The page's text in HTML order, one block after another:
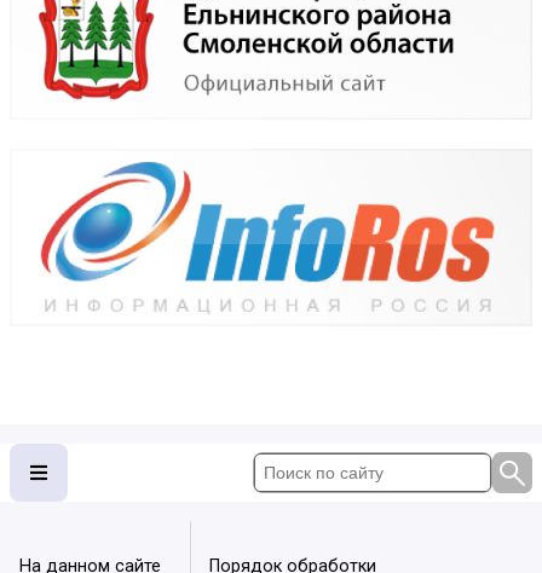
На данном сайте
Порядок обработки